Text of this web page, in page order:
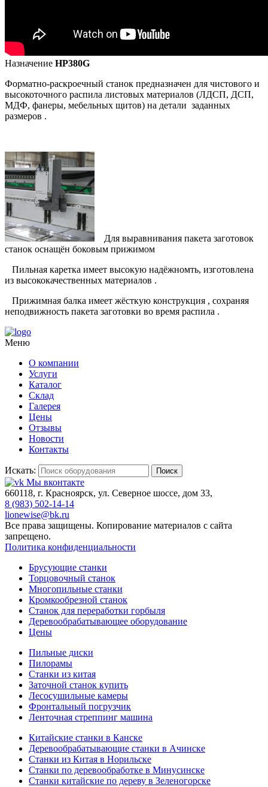
Назначение HP380G
Форматно-раскроечный станок предназначен для чистового и
высокоточного распила листовых материалов (ЛДСП, ДСП,
МДФ, фанеры, мебельных щитов) на детали заданных
размеров .
Для выравнивания пакета заготовок
станок оснащён боковым прижимом
Пильная каретка имеет высокую надёжномть, изготовлена
из высококачественных материалов .
Прижимная балка имеет жёсткую конструкция , сохраняя
неподвижность пакета заготовки во время распила .
Меню
О компании
Услуги
Каталог
Склад
Галерея
Цены
Отзывы
Новости
Контакты
Искать: Поиск
Мы вконтакте
660118, г. Красноярск, ул. Северное шоссе, дом 33,
8 (983) 502-14-14
lionewise@bk.ru
Все права защищены. Копирование материалов с сайта
запрещено.
Политика конфиденциальности
Брусующие станки
Торцовочный станок
Многопильные станки
Кромкообрезной станок
Станок для переработки горбыля
Деревообрабатывающее оборудование
Цены
Пильные диски
Пилорамы
Станки из китая
Заточной станок купить
Лесосушильные камеры
Фронтальный погрузчик
Ленточная стреппинг машина
Китайские станки в Канске
Деревообрабатывающие станки в Ачинске
Станки из Китая в Норильске
Станки по деревообработке в Минусинске
Станки китайские по дереву в Зеленогорске